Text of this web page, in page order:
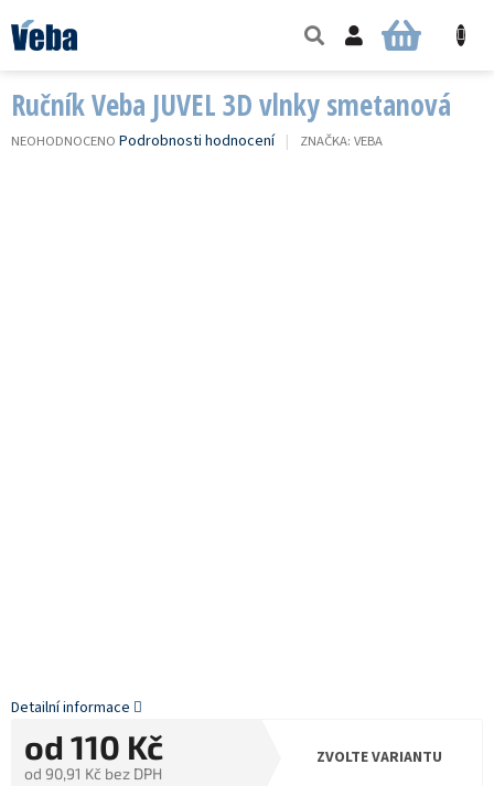
na
obsah
NÁKUPNÍ
Ručník Veba JUVEL 3D vlnky smetanová
PRŮMĚRNÉ
NEOHODNOCENO Podrobnosti hodnocení ZNAČKA: VEBA
od 110 Kč
od 90,91 Kč bez DPH
ZVOLTE VARIANTU
Detailní informace